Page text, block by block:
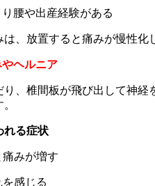
腰や出産経験がある
、放置すると痛みが慢性化
ヘルニア
り、椎間板が飛び出して神
れる症状
みが増す
感じる